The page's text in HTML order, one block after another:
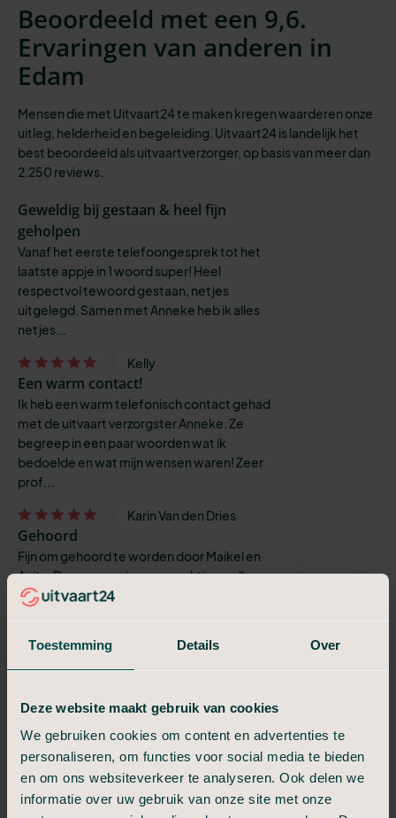
Toestemming Details Over
Deze website maakt gebruik van cookies
We gebruiken cookies om content en advertenties te
personaliseren, om functies voor social media te bieden
en om ons websiteverkeer te analyseren. Ook delen we
informatie over uw gebruik van onze site met onze
Beoordeeld met een 9,6.
Ervaringen van anderen in
Edam
Mensen die met Uitvaart24 te maken kregen waarderen onze
uitleg, helderheid en begeleiding. Uitvaart24 is landelijk het
best beoordeeld als uitvaartverzorger, op basis van meer dan
2.250 reviews.
Geweldig bij gestaan & heel fijn
geholpen
Vanaf het eerste telefoongesprek tot het
laatste appje in 1 woord super! Heel
respectvol tewoord gestaan, netjes
uitgelegd. Samen met Anneke heb ik alles
netjes...
Kelly
Een warm contact!
Ik heb een warm telefonisch contact gehad
met de uitvaart verzorgster Anneke. Ze
begreep in een paar woorden wat ik
bedoelde en wat mijn wensen waren! Zeer
prof...
Karin Van den Dries
Gehoord
Fijn om gehoord te worden door Maikel en
Anita. De ceremonie was prachtig en alles
wat er vooraf is besproken is nagekomen.
Zeer bekwame mensen
nodig gehad voor onze ouders. En beide
keren zeer tevreden hoe alles geregeld
wordt. Zelfs de financiële afhandeling ...
Driekus
We hebben, mede door Uitvaart 24,